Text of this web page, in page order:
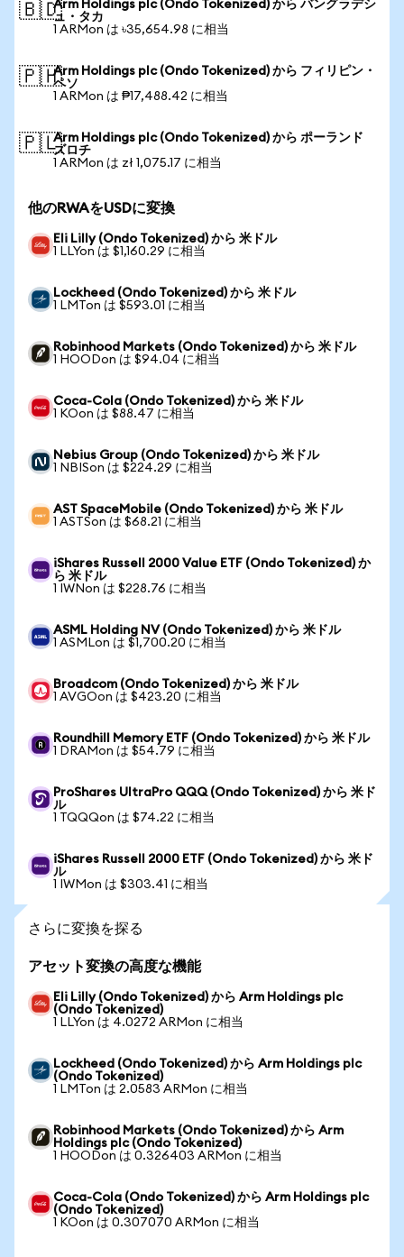
🇧🇩Arm Holdings plc (Ondo Tokenized) から バングラデシ
ュ・タカ
1 ARMon は ৳35,654.98 に相当
🇵🇭Arm Holdings plc (Ondo Tokenized) から フィリピン・
ペソ
1 ARMon は ₱17,488.42 に相当
🇵🇱Arm Holdings plc (Ondo Tokenized) から ポーランド
ズロチ
1 ARMon は zł 1,075.17 に相当
他のRWAをUSDに変換
Eli Lilly (Ondo Tokenized) から 米ドル
1 LLYon は $1,160.29 に相当
Lockheed (Ondo Tokenized) から 米ドル
1 LMTon は $593.01 に相当
Robinhood Markets (Ondo Tokenized) から 米ドル
1 HOODon は $94.04 に相当
Coca-Cola (Ondo Tokenized) から 米ドル
1 KOon は $88.47 に相当
Nebius Group (Ondo Tokenized) から 米ドル
1 NBISon は $224.29 に相当
AST SpaceMobile (Ondo Tokenized) から 米ドル
1 ASTSon は $68.21 に相当
iShares Russell 2000 Value ETF (Ondo Tokenized) か
ら 米ドル
1 IWNon は $228.76 に相当
ASML Holding NV (Ondo Tokenized) から 米ドル
1 ASMLon は $1,700.20 に相当
Broadcom (Ondo Tokenized) から 米ドル
1 AVGOon は $423.20 に相当
Roundhill Memory ETF (Ondo Tokenized) から 米ドル
1 DRAMon は $54.79 に相当
ProShares UltraPro QQQ (Ondo Tokenized) から 米ド
ル
1 TQQQon は $74.22 に相当
iShares Russell 2000 ETF (Ondo Tokenized) から 米ド
ル
1 IWMon は $303.41 に相当
さらに変換を探る
アセット変換の高度な機能
Eli Lilly (Ondo Tokenized) から Arm Holdings plc
(Ondo Tokenized)
1 LLYon は 4.0272 ARMon に相当
Lockheed (Ondo Tokenized) から Arm Holdings plc
(Ondo Tokenized)
1 LMTon は 2.0583 ARMon に相当
Robinhood Markets (Ondo Tokenized) から Arm
Holdings plc (Ondo Tokenized)
1 HOODon は 0.326403 ARMon に相当
Coca-Cola (Ondo Tokenized) から Arm Holdings plc
(Ondo Tokenized)
1 KOon は 0.307070 ARMon に相当